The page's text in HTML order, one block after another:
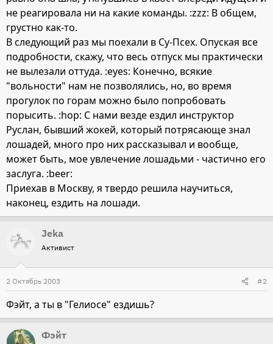
не реагировала ни на какие команды. :zzz: В общем,
грустно как-то.
В следующий раз мы поехали в Су-Псех. Опуская все
подробности, скажу, что весь отпуск мы практически
не вылезали оттуда. :eyes: Конечно, всякие
"вольности" нам не позволялись, но, во время
прогулок по горам можно было попробовать
порысить. :hop: С нами везде ездил инструктор
Руслан, бывший жокей, который потрясающе знал
лошадей, много про них рассказывал и вообще,
может быть, мое увлечение лошадьми - частично его
заслуга. :beer:
Приехав в Москву, я твердо решила научиться,
наконец, ездить на лошади.
Jeka
Активист
2 Октябрь 2003 #2
Фэйт, а ты в "Гелиосе" ездишь?
Фэйт